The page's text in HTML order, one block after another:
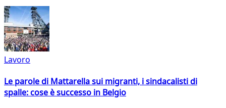
Lavoro
Le parole di Mattarella sui migranti, i sindacalisti di
spalle: cose è successo in Belgio